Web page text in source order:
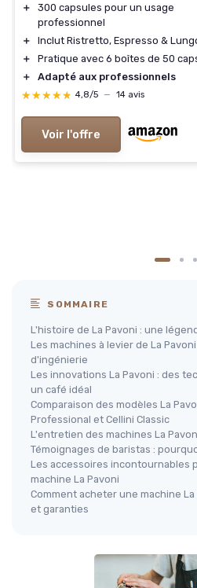
＋
300 capsules pour un usage
professionnel
＋
Inclut Ristretto, Espresso &
＋
Pratique avec 6 boîtes de 50
＋
Adapté aux professionnels
★★★★★
★★★★★ 4,8/5 — 14 avis
Voir l'offre
SOMMAIRE
L'histoire de La Pavoni : une
Les machines à levier de La
d'ingénierie
Les innovations La Pavoni : des
un café idéal
Comparaison des modèles La
Professional et Cellini Classic
L'entretien des machines La
Témoignages de baristas :
Les accessoires incontournables
machine La Pavoni
Comment acheter une machine
et garanties